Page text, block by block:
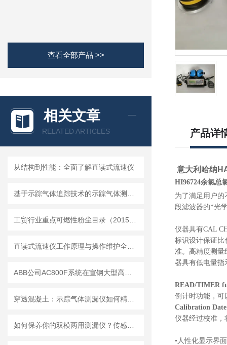
查看全部产品 >>
相关文章
RELATED ARTICLES
从结构到性能：全面了解直读式流速仪
产品详
意大利哈纳
HI96724余氯总
为了满足用户
段滤波器的*光
仪器具有CAL
标识设计保证比
准。高精度测量
器具有低电量指
READ/TIMER
倒计时功能，
Calibration
仪器经过校准，
•人性化显示界